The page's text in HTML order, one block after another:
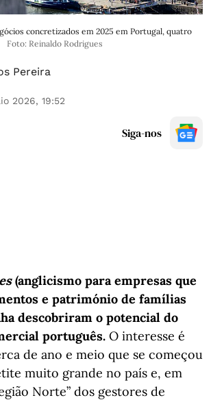
concretizados em 2025 em Portugal, quatro
Foto: Reinaldo Rodrigues
Pereira
2026, 19:52
Siga-nos
(anglicismo para empresas que
e património de famílias
descobriram o potencial do
português. O interesse é
de ano e meio que se começou
muito grande no país e, em
Norte” dos gestores de